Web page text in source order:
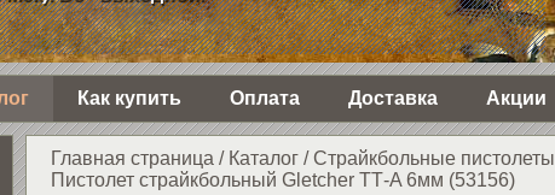
Как купить Оплата Доставка Акции
Главная страница / Каталог/Страйкбольные пистолеты
Пистолет страйкбольный Gletcher ТТ-A 6мм (53156)